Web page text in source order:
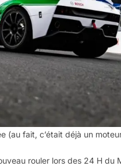
(au fait, c’était déjà un
rouler lors des 24 H du